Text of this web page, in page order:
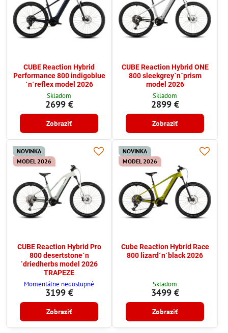
CUBE Reaction Hybrid
Performance 800 indigoblue
´n´reflex model 2026
Skladom
2699 €
Zobraziť
CUBE Reaction Hybrid ONE
800 sleekgrey´n´prism
model 2026
Skladom
2899 €
Zobraziť
NOVINKA
MODEL 2026
CUBE Reaction Hybrid Pro
800 desertstone´n
´driedherbs model 2026
TRAPEZE
Momentálne nedostupné
3199 €
Zobraziť
NOVINKA
MODEL 2026
Cube Reaction Hybrid Race
800 lizard´n´black 2026
Skladom
3499 €
Zobraziť